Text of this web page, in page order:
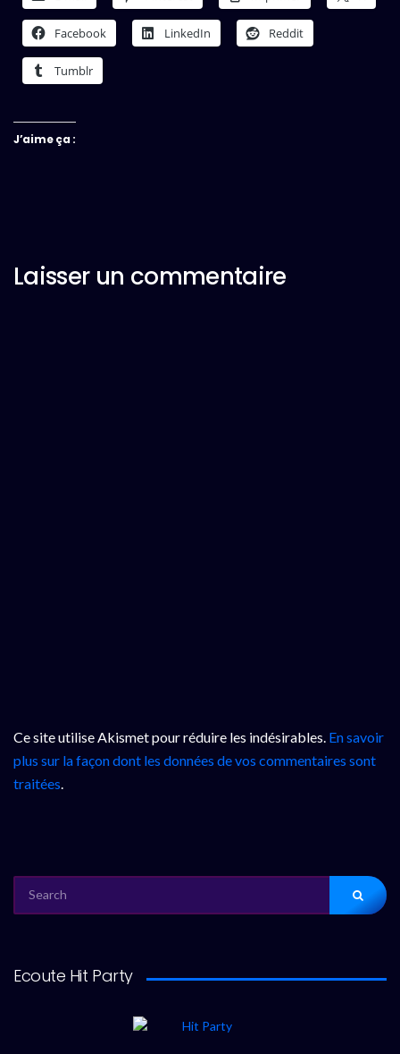
Facebook LinkedIn Reddit
Tumblr
J’aime ça :
Laisser un commentaire
Ce site utilise Akismet pour réduire les indésirables. En savoir
plus sur la façon dont les données de vos commentaires sont
traitées.
FOR:
Ecoute Hit Party